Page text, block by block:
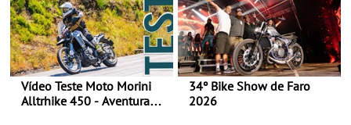
Vídeo Teste Moto Morini
Alltrhike 450 - Aventura
34º Bike Show de Faro
2026